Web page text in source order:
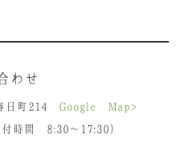
わせ
日町214 Google Map>
付時間 8:30〜17:30）